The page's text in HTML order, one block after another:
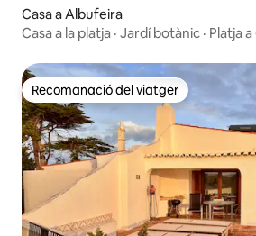
Casa a Albufeira
Casa a la platja · Jardí botànic · Platja
Recomanació del viatger
Recomanació del viatger